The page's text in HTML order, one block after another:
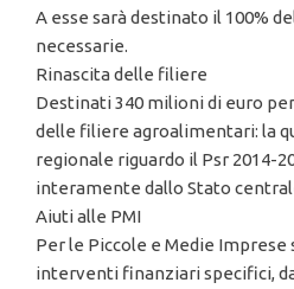
A esse sarà destinato il 100%
necessarie.
Rinascita delle filiere
Destinati 340 milioni di euro
delle filiere agroalimentari: la
regionale riguardo il Psr 2014-
interamente dallo Stato
Aiuti alle PMI
Per le Piccole e Medie
interventi finanziari specifici,